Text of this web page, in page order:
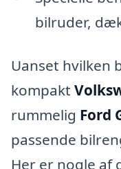
bilruder,
Uanset hvilken
kompakt
rummelig Ford
passende
Her er nogle af